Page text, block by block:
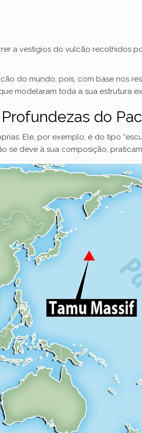
a vestígios do vulcão recolhidos
do mundo, pois, com base nos
modelaram toda a sua estrutura
do
Ele, por exemplo, é do tipo
se deve à sua composição,